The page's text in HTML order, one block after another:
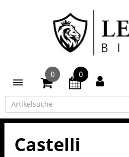
Toggle navigation
0 0
Castelli